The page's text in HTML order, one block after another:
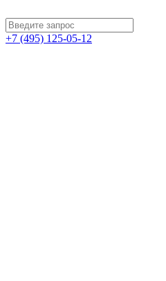
+7 (495) 125-05-12